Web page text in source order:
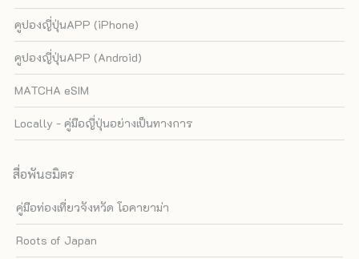
คูปองญี่ปุ่นAPP (iPhone)
คูปองญี่ปุ่นAPP (Android)
MATCHA eSIM
Locally - คู่มือญี่ปุ่นอย่างเป็นทางการ
สื่อพันธมิตร
คู่มือท่องเที่ยวจังหวัด โอคายาม่า
Roots of Japan